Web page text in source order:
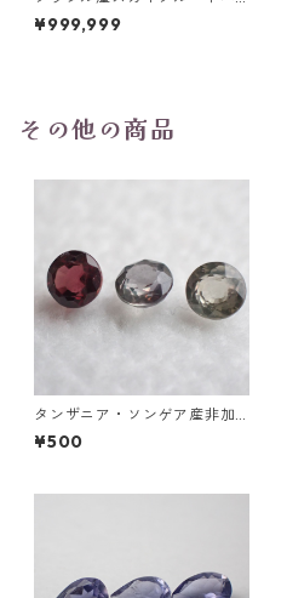
ーズ スノーフレークカットル
ース 1.5ct 7.0mm*7.0mm*4.
¥999,999
その他の商品
タンザニア・ソンゲア産非加
熱サファイア ラウンドカット
ルース 0.1ct前後 3mm前後
¥500